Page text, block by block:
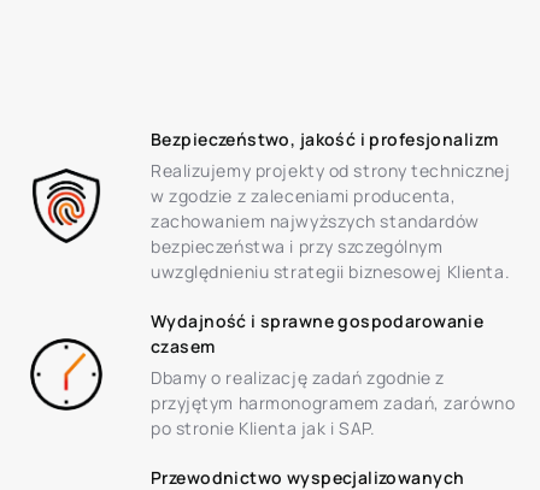
Bezpieczeństwo, jakość i profesjonalizm
Realizujemy projekty od strony technicznej
w zgodzie z zaleceniami producenta,
zachowaniem najwyższych standardów
bezpieczeństwa i przy szczególnym
uwzględnieniu strategii biznesowej Klienta.
Wydajność i sprawne gospodarowanie
czasem
Dbamy o realizację zadań zgodnie z
przyjętym harmonogramem zadań, zarówno
po stronie Klienta jak i SAP.
Przewodnictwo wyspecjalizowanych